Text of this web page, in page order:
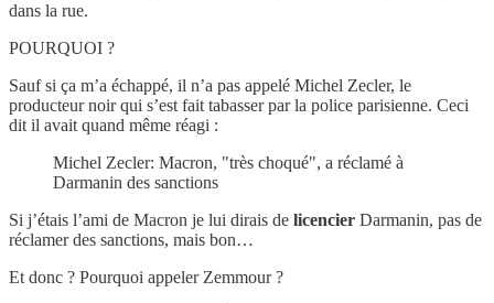
dans la rue.
POURQUOI ?
Sauf si ça m’a échappé, il n’a pas appelé Michel Zecler, le
producteur noir qui s’est fait tabasser par la police parisienne. Ceci
dit il avait quand même réagi :
Michel Zecler: Macron, "très choqué", a réclamé à
Darmanin des sanctions
Si j’étais l’ami de Macron je lui dirais de licencier Darmanin, pas de
réclamer des sanctions, mais bon…
Et donc ? Pourquoi appeler Zemmour ?